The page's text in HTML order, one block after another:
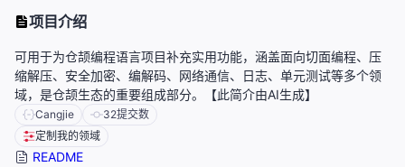
项目介绍
可用于为仓颉编程语言项目补充实用功能，涵盖面向切面编程、压
缩解压、安全加密、编解码、网络通信、日志、单元测试等多个领
域，是仓颉生态的重要组成部分。【此简介由AI生成】
Cangjie 32提交数
定制我的领域
README